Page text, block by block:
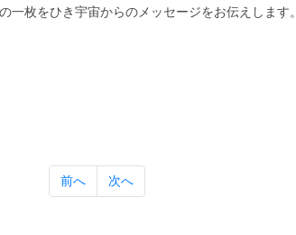
⼀枚をひき宇宙からのメッセージをお伝えします。
前へ 次へ